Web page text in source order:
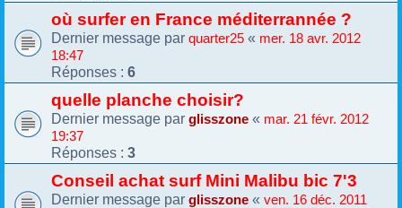
où surfer en France méditerrannée ?
Dernier message par quarter25 « mer. 18 avr. 2012
18:47
Réponses : 6
quelle planche choisir?
Dernier message par glisszone « mar. 21 févr. 2012
19:37
Réponses : 3
Conseil achat surf Mini Malibu bic 7'3
Dernier message par glisszone « ven. 16 déc. 2011